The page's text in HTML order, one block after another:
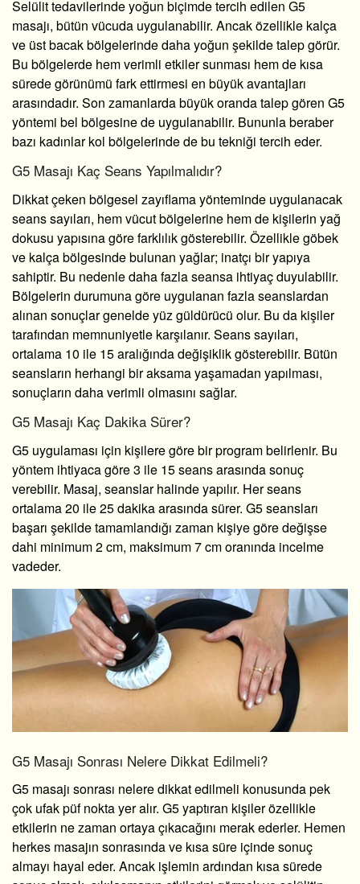
Selülit tedavilerinde yoğun biçimde tercih edilen G5
masajı, bütün vücuda uygulanabilir. Ancak özellikle kalça
ve üst bacak bölgelerinde daha yoğun şekilde talep görür.
Bu bölgelerde hem verimli etkiler sunması hem de kısa
sürede görünümü fark ettirmesi en büyük avantajları
arasındadır. Son zamanlarda büyük oranda talep gören G5
yöntemi bel bölgesine de uygulanabilir. Bununla beraber
bazı kadınlar kol bölgelerinde de bu tekniği tercih eder.
G5 Masajı Kaç Seans Yapılmalıdır?
Dikkat çeken bölgesel zayıflama yönteminde uygulanacak
seans sayıları, hem vücut bölgelerine hem de kişilerin yağ
dokusu yapısına göre farklılık gösterebilir. Özellikle göbek
ve kalça bölgesinde bulunan yağlar; inatçı bir yapıya
sahiptir. Bu nedenle daha fazla seansa ihtiyaç duyulabilir.
Bölgelerin durumuna göre uygulanan fazla seanslardan
alınan sonuçlar genelde yüz güldürücü olur. Bu da kişiler
tarafından memnuniyetle karşılanır. Seans sayıları,
ortalama 10 ile 15 aralığında değişiklik gösterebilir. Bütün
seansların herhangi bir aksama yaşamadan yapılması,
sonuçların daha verimli olmasını sağlar.
G5 Masajı Kaç Dakika Sürer?
G5 uygulaması için kişilere göre bir program belirlenir. Bu
yöntem ihtiyaca göre 3 ile 15 seans arasında sonuç
verebilir. Masaj, seanslar halinde yapılır. Her seans
ortalama 20 ile 25 dakika arasında sürer. G5 seansları
başarı şekilde tamamlandığı zaman kişiye göre değişse
dahi minimum 2 cm, maksimum 7 cm oranında incelme
vadeder.
G5 Masajı Sonrası Nelere Dikkat Edilmeli?
G5 masajı sonrası nelere dikkat edilmeli konusunda pek
çok ufak püf nokta yer alır. G5 yaptıran kişiler özellikle
etkilerin ne zaman ortaya çıkacağını merak ederler. Hemen
herkes masajın sonrasında ve kısa süre içinde sonuç
almayı hayal eder. Ancak işlemin ardından kısa sürede